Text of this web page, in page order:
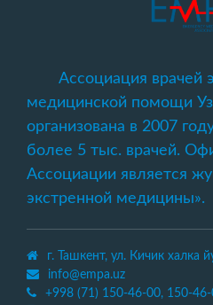
Ассоциация врачей
медицинской помощи
организована в 2007
более 5 тыс. врачей.
Ассоциации является
экстренной медицины».
г. Ташкент, ул. Кичик халка
info@empa.uz
+998 (71) 150-46-00, 150-46-